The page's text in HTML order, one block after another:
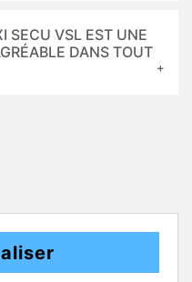
SECU VSL EST UNE
DANS TOUT